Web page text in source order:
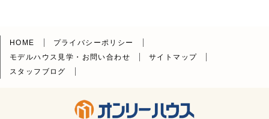
HOME
プライバシーポリシー
モデルハウス見学・お問い合わせ
サイトマップ
スタッフブログ